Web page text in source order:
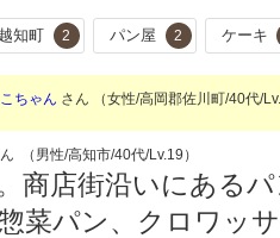
越知町 2 パン屋 2 ケーキ
ちゃん さん （女性/高岡郡佐川町/40代/
（男性/高知市/40代/Lv.19）
商店街沿いにある
菜パン、クロワッ